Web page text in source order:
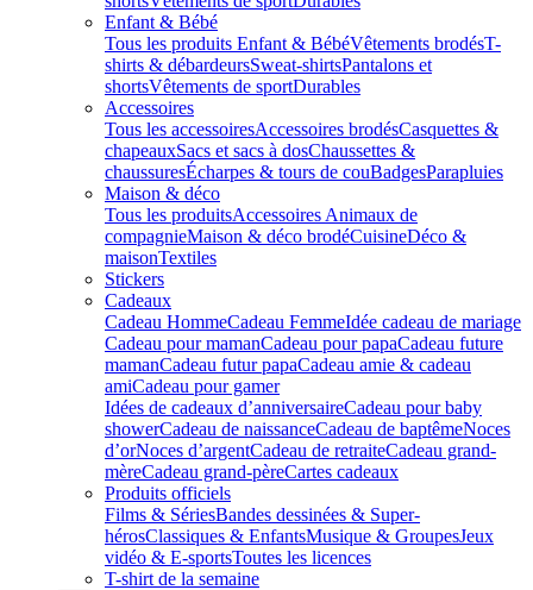
Enfant & Bébé
Tous les produits Enfant & BébéVêtements brodésT-
shirts & débardeursSweat-shirtsPantalons et
shortsVêtements de sportDurables
Accessoires
Tous les accessoiresAccessoires brodésCasquettes &
chapeauxSacs et sacs à dosChaussettes &
chaussuresÉcharpes & tours de couBadgesParapluies
Maison & déco
Tous les produitsAccessoires Animaux de
compagnieMaison & déco brodéCuisineDéco &
maisonTextiles
Stickers
Cadeaux
Cadeau HommeCadeau FemmeIdée cadeau de mariage​
Cadeau pour mamanCadeau pour papaCadeau future
mamanCadeau futur papaCadeau amie & cadeau
amiCadeau pour gamer
Idées de cadeaux d’anniversaireCadeau pour baby
showerCadeau de naissanceCadeau de baptêmeNoces
d’orNoces d’argentCadeau de retraiteCadeau grand-
mèreCadeau grand-pèreCartes cadeaux
Produits officiels
Films & SériesBandes dessinées & Super-
hérosClassiques & EnfantsMusique & GroupesJeux
vidéo & E-sportsToutes les licences
T-shirt de la semaine